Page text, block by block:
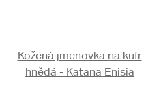
Kožená jmenovka na kufr
hnědá - Katana Enisia